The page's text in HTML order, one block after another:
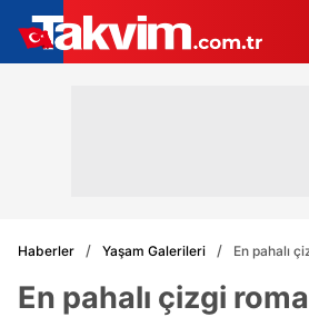
Haberler Yaşam Galerileri En pahalı
En pahalı çizgi